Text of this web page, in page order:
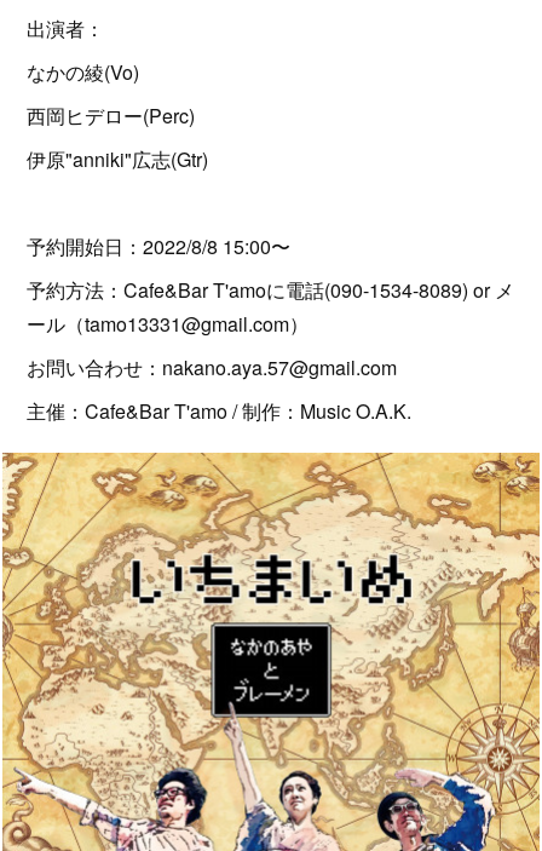
出演者：
なかの綾(Vo)
西岡ヒデロー(Perc)
伊原"anniki"広志(Gtr)
予約開始日：2022/8/8 15:00〜
予約方法：Cafe&Bar T'amoに電話(090-1534-8089) or メ
ール（tamo13331@gmail.com）
お問い合わせ：nakano.aya.57@gmail.com
主催：Cafe&Bar T'amo / 制作：Music O.A.K.